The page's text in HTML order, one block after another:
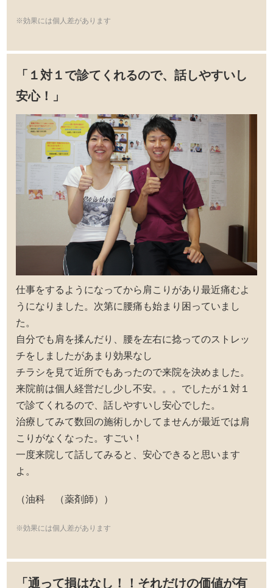
※効果には個人差があります
「１対１で診てくれるので、話しやすいし
安心！」
仕事をするようになってから肩こりがあり最近痛むよ
うになりました。次第に腰痛も始まり困っていまし
た。
自分でも肩を揉んだり、腰を左右に捻ってのストレッ
チをしましたがあまり効果なし
チラシを見て近所でもあったので来院を決めました。
来院前は個人経営だし少し不安。。。でしたが１対１
で診てくれるので、話しやすいし安心でした。
治療してみて数回の施術しかしてませんが最近では肩
こりがなくなった。すごい！
一度来院して話してみると、安心できると思います
よ。
（油科 （薬剤師））
※効果には個人差があります
「通って損はなし！！それだけの価値が有